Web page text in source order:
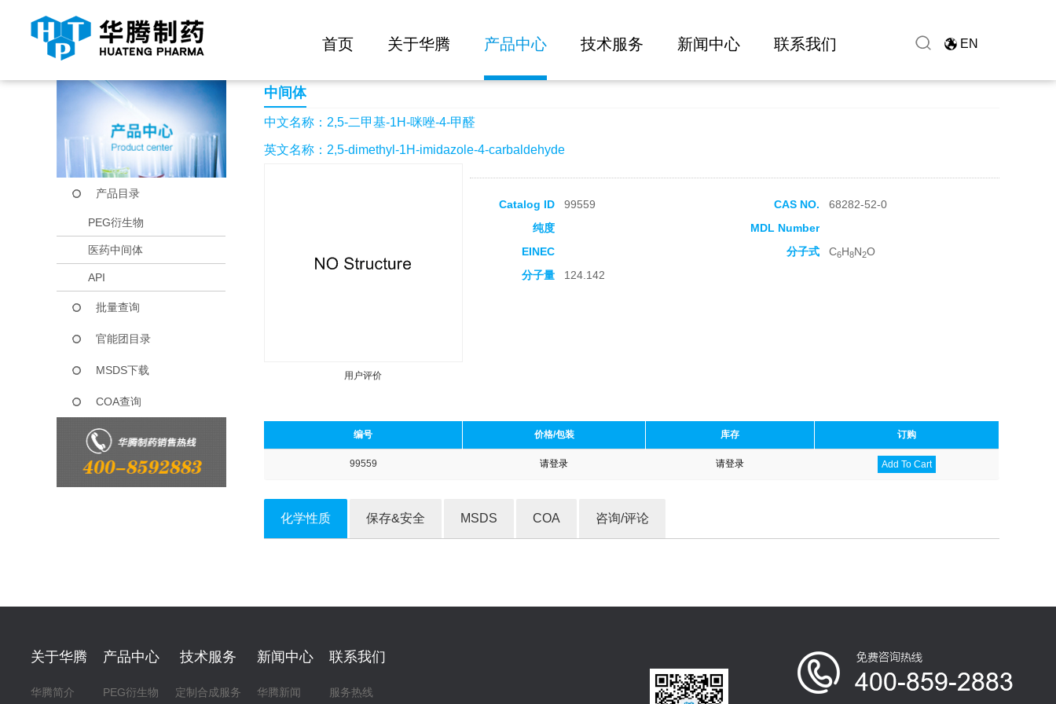
首页 关于华腾 产品中心 技术服务 新闻中心 联系我们 EN
当前位置： 首页 产品中心 2,5-二甲基-1H-咪唑-4-甲醛
产品目录
PEG衍生物
医药中间体
API
批量查询
官能团目录
MSDS下载
COA查询
中间体
中文名称：2,5-二甲基-1H-咪唑-4-甲醛
英文名称：2,5-dimethyl-1H-imidazole-4-carbaldehyde
用户评价
Catalog ID 99559 CAS NO.
68282-52-0
纯度
MDL Number
EINEC
分子式 C6H8N2O
分子量
124.142
编号 价格/包装 库存 订购
99559 请登录 请登录 Add To Cart
化学性质 保存&安全 MSDS COA 咨询/评论
关于华腾
华腾简介
产品中心
PEG衍生物
技术服务
定制合成服务
新闻中心
华腾新闻
联系我们
服务热线